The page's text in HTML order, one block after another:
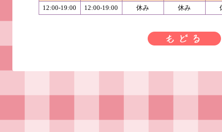
12:00-19:00
12:00-19:00 休み 休み